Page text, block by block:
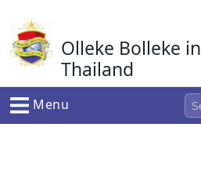
naar
de
inhoud
Olleke Bolleke in
Thailand
In Thailand
Menu